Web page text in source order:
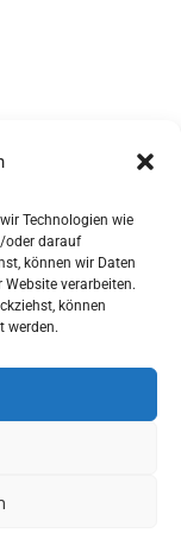
Technologien wie
oder darauf
können wir Daten
verarbeiten.
können
werden.